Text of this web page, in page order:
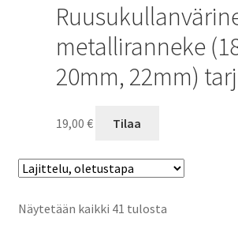
metalliranneke
20mm, 22mm)
19,00 € Tilaa
Näytetään kaikki 41 tulosta